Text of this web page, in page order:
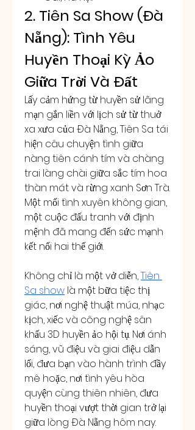
2. Tiên Sa Show (Đà
Nẵng): Tình Yêu
Huyền Thoại Kỳ Ảo
Giữa Trời Và Đất
Lấy cảm hứng từ huyền sử lãng
mạn gắn liền với lịch sử từ thuở
xa xưa của Đà Nẵng, Tiên Sa tái
hiện câu chuyện tình giữa
nàng tiên cánh tím và chàng
trai làng chài giữa sắc tím hoa
thàn mát và rừng xanh Sơn Trà.
Một mối tình xuyên không gian,
một cuộc đấu tranh với định
mệnh đã mang đến sức mạnh
kết nối hai thế giới.
Không chỉ là một vở diễn, Tiên
Sa show là một bữa tiệc thị
giác, nơi nghệ thuật múa, nhạc
kịch, xiếc và công nghệ sân
khấu 3D huyền ảo hội tụ. Nơi ánh
sáng, vũ điệu và giai điệu dẫn
lối, đưa bạn vào hành trình đầy
mê hoặc, nơi tình yêu hòa
quyện cùng thiên nhiên, đưa
huyền thoại vượt thời gian trở lại
giữa lòng Đà Nẵng hôm nay.